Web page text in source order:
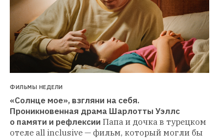
ФИЛЬМЫ НЕДЕЛИ
«Солнце мое», взгляни на себя.
Проникновенная драма Шарлотты Уэллс
о памяти и рефлексии Папа и дочка в турецком
отеле all inclusive — фильм, который могли бы